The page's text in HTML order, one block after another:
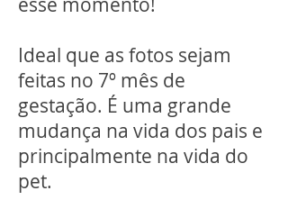
Ideal que as fotos sejam
feitas no 7º mês de
gestação. É uma grande
mudança na vida dos pais e
principalmente na vida do
pet.